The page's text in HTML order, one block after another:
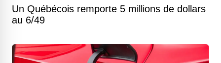
Un Québécois remporte 5 millions de dollars
au 6/49